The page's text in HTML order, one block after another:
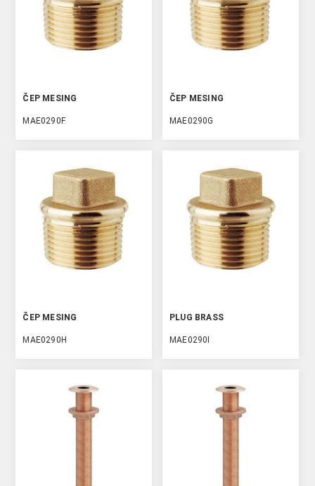
ČEP MESING
MAE0290F
ČEP MESING
MAE0290G
ČEP MESING
MAE0290H
PLUG BRASS
MAE0290I